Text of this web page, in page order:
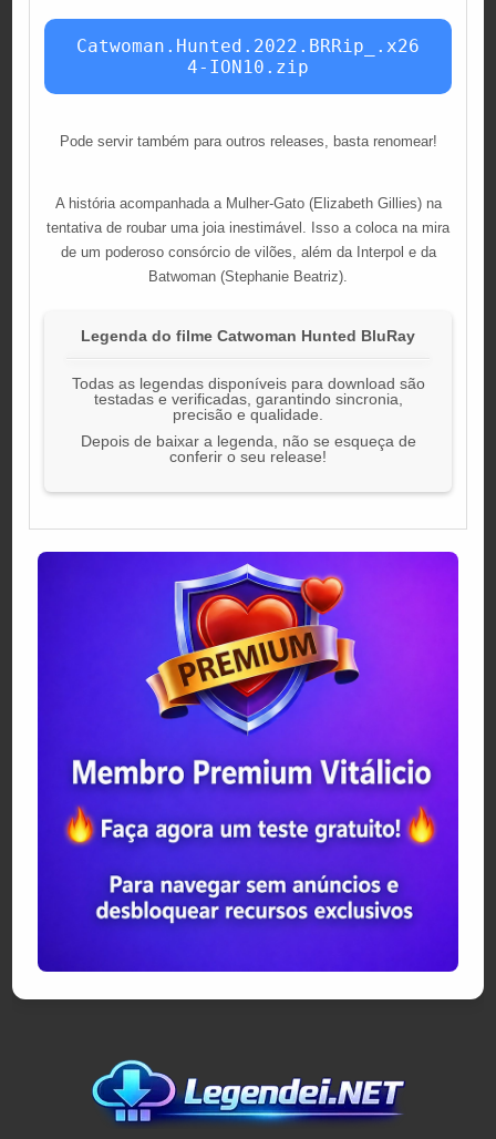
Catwoman.Hunted.2022.BRRip_.x26
4-ION10.zip
Pode servir também para outros releases, basta renomear!
A história acompanhada a Mulher-Gato (Elizabeth Gillies) na
tentativa de roubar uma joia inestimável. Isso a coloca na mira
de um poderoso consórcio de vilões, além da Interpol e da
Batwoman (Stephanie Beatriz).
Legenda do filme Catwoman Hunted BluRay
Todas as legendas disponíveis para download são
testadas e verificadas, garantindo sincronia,
precisão e qualidade.
Depois de baixar a legenda, não se esqueça de
conferir o seu release!